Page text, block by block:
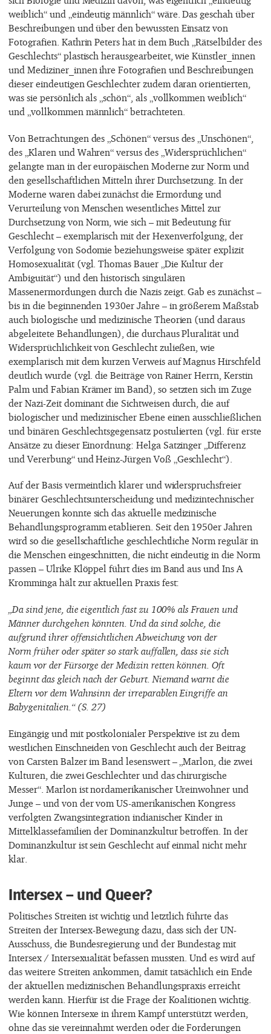
weiblich“ und „eindeutig männlich“ wäre. Das geschah über
Beschreibungen und über den bewussten Einsatz von
Fotografien. Kathrin Peters hat in dem Buch „Rätselbilder des
Geschlechts“ plastisch herausgearbeitet, wie Künstler_innen
und Mediziner_innen ihre Fotografien und Beschreibungen
dieser eindeutigen Geschlechter zudem daran orientierten,
was sie persönlich als „schön“, als „vollkommen weiblich“
und „vollkommen männlich“ betrachteten.
Von Betrachtungen des „Schönen“ versus des „Unschönen“,
des „Klaren und Wahren“ versus des „Widersprüchlichen“
gelangte man in der europäischen Moderne zur Norm und
den gesellschaftlichen Mitteln ihrer Durchsetzung. In der
Moderne waren dabei zunächst die Ermordung und
Verurteilung von Menschen wesentliches Mittel zur
Durchsetzung von Norm, wie sich – mit Bedeutung für
Geschlecht – exemplarisch mit der Hexenverfolgung, der
Verfolgung von Sodomie beziehungsweise später explizit
Homosexualität (vgl. Thomas Bauer „Die Kultur der
Ambiguität“) und den historisch singulären
Massenermordungen durch die Nazis zeigt. Gab es zunächst –
bis in die beginnenden 1930er Jahre – in größerem Maßstab
auch biologische und medizinische Theorien (und daraus
abgeleitete Behandlungen), die durchaus Pluralität und
Widersprüchlichkeit von Geschlecht zuließen, wie
exemplarisch mit dem kurzen Verweis auf Magnus Hirschfeld
deutlich wurde (vgl. die Beiträge von Rainer Herrn, Kerstin
Palm und Fabian Krämer im Band), so setzten sich im Zuge
der Nazi-Zeit dominant die Sichtweisen durch, die auf
biologischer und medizinischer Ebene einen ausschließlichen
und binären Geschlechtsgegensatz postulierten (vgl. für erste
Ansätze zu dieser Einordnung: Helga Satzinger „Differenz
und Vererbung“ und Heinz-Jürgen Voß „Geschlecht“).
Auf der Basis vermeintlich klarer und widerspruchsfreier
binärer Geschlechtsunterscheidung und medizintechnischer
Neuerungen konnte sich das aktuelle medizinische
Behandlungsprogramm etablieren. Seit den 1950er Jahren
wird so die gesellschaftliche geschlechtliche Norm regulär in
die Menschen eingeschnitten, die nicht eindeutig in die Norm
passen – Ulrike Klöppel führt dies im Band aus und Ins A
Kromminga hält zur aktuellen Praxis fest:
„Da sind jene, die eigentlich fast zu 100% als Frauen und
Männer durchgehen könnten. Und da sind solche, die
aufgrund ihrer offensichtlichen Abweichung von der
Norm früher oder später so stark auffallen, dass sie sich
kaum vor der Fürsorge der Medizin retten können. Oft
beginnt das gleich nach der Geburt. Niemand warnt die
Eltern vor dem Wahnsinn der irreparablen Eingriffe an
Babygenitalien.“ (S. 27)
Eingängig und mit postkolonialer Perspektive ist zu dem
westlichen Einschneiden von Geschlecht auch der Beitrag
von Carsten Balzer im Band lesenswert – „Marlon, die zwei
Kulturen, die zwei Geschlechter und das chirurgische
Messer“. Marlon ist nordamerikanischer Ureinwohner und
Junge – und von der vom US-amerikanischen Kongress
verfolgten Zwangsintegration indianischer Kinder in
Mittelklassefamilien der Dominanzkultur betroffen. In der
Dominanzkultur ist sein Geschlecht auf einmal nicht mehr
klar.
Intersex – und Queer?
Politisches Streiten ist wichtig und letztlich führte das
Streiten der Intersex-Bewegung dazu, dass sich der UN-
Ausschuss, die Bundesregierung und der Bundestag mit
Intersex / Intersexualität befassen mussten. Und es wird auf
das weitere Streiten ankommen, damit tatsächlich ein Ende
der aktuellen medizinischen Behandlungspraxis erreicht
werden kann. Hierfür ist die Frage der Koalitionen wichtig.
Wie können Intersexe in ihrem Kampf unterstützt werden,
ohne das sie vereinnahmt werden oder die Forderungen